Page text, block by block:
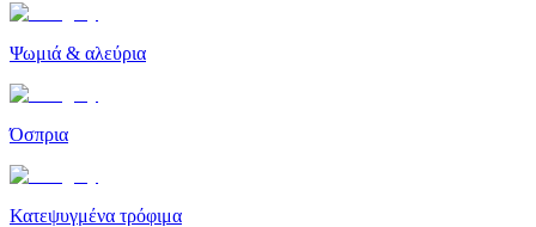
Ψωμιά & αλεύρια
Όσπρια
Κατεψυγμένα τρόφιμα